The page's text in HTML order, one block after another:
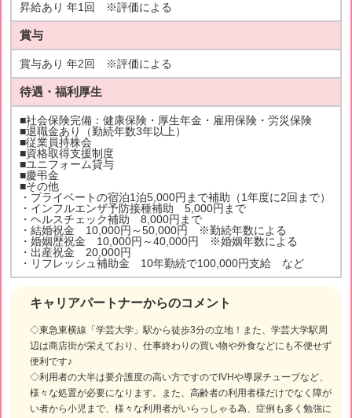
キャリアパートナーからのコメント
◇東急東横線「学芸大学」駅から徒歩3分の立地！また、学芸大学駅周
辺は商店街が栄えており、仕事終わりの買い物や外食などにも不便せず
便利です♪
◇利用者の大半は要介護度の高い方ですのでIVHや導尿チューブなど、
様々な処置が必要になります。また、高齢者の利用者様だけでなく障が
い者から小児まで、様々な利用者がいらっしゃる為、症例も多く勉強に
昇給あり 年1回 ※評価による
賞与
賞与あり 年2回 ※評価による
待遇・福利厚生
■社会保険完備：健康保険・厚生年金・雇用保険・労災保険
■退職金あり（勤続年数3年以上）
■従業員持株会
■資格取得支援制度
■ユニフォーム貸与
■慶弔金
■その他
・プライベートの宿泊1泊5,000円まで補助（1年度に2回まで）
・インフルエンザ予防接種補助 5,000円まで
・ヘルスチェック補助 8,000円まで
・結婚祝金 10,000円～50,000円 ※勤続年数による
・婚姻歴祝金 10,000円～40,000円 ※婚姻年数による
・出産祝金 20,000円
・リフレッシュ補助金 10年勤続で100,000円支給 など